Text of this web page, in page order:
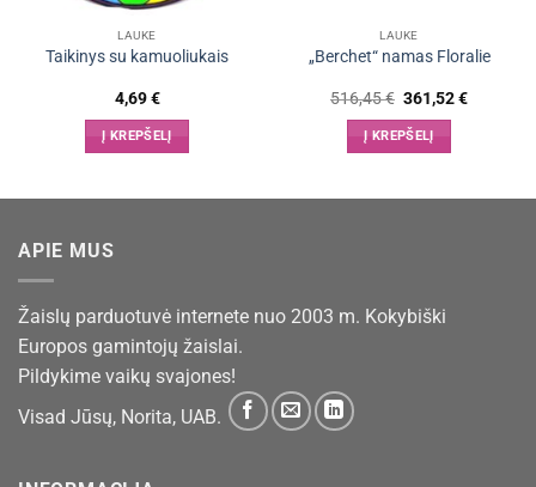
LAUKE
Taikinys su kamuoliukais
4,69€
Į KREPŠELĮ
LAUKE
„Berchet“ namas Floralie
516,45€ Original
price
was:
516,45 €.
361,52€Current
Į KREPŠELĮ
APIE MUS
Žaislų parduotuvė internete nuo 2003 m. Kokybiški
Europos gamintojų žaislai.
Pildykime vaikų svajones!
Visad Jūsų, Norita, UAB.